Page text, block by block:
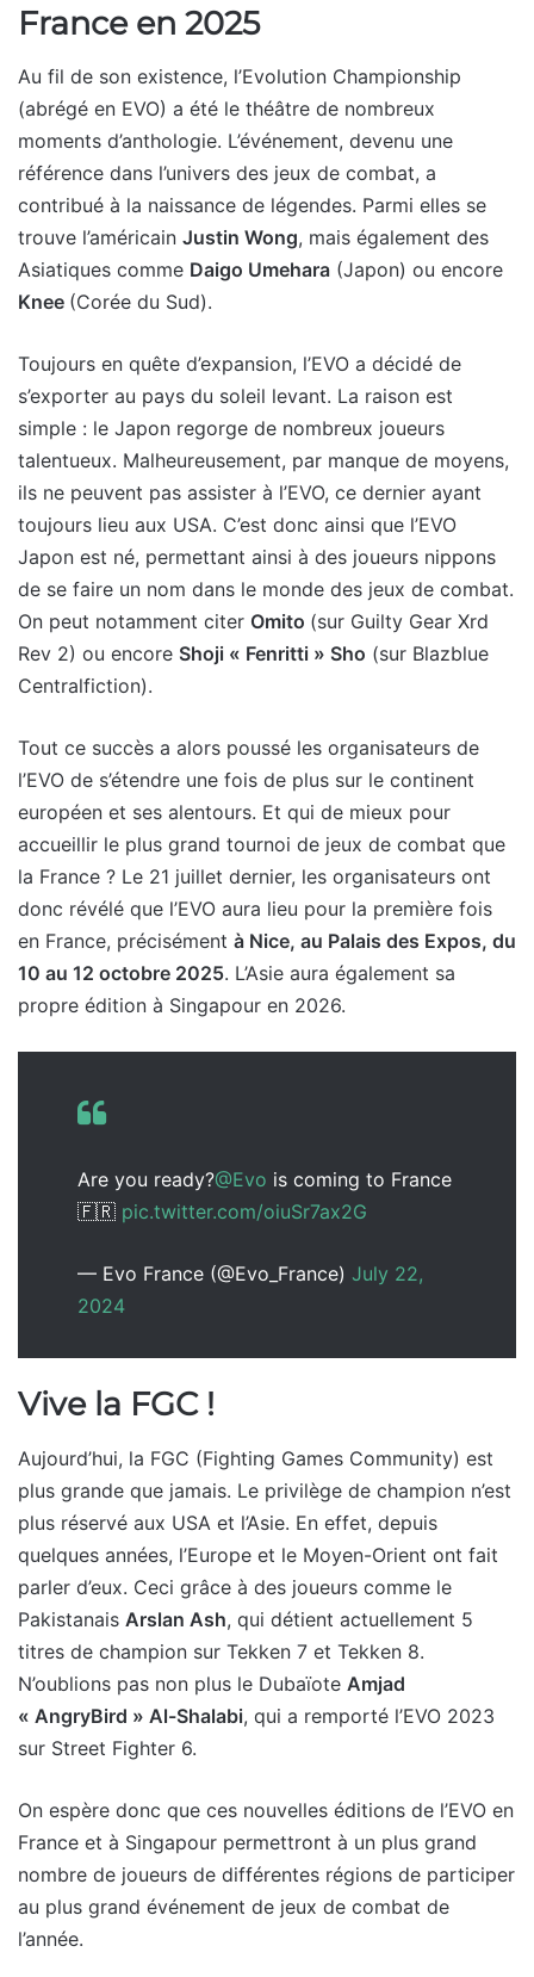
France en 2025
Au fil de son existence, l’Evolution Championship
(abrégé en EVO) a été le théâtre de nombreux
moments d’anthologie. L’événement, devenu une
référence dans l’univers des jeux de combat, a
contribué à la naissance de légendes. Parmi elles se
trouve l’américain Justin Wong, mais également des
Asiatiques comme Daigo Umehara (Japon) ou encore
Knee (Corée du Sud).
Toujours en quête d’expansion, l’EVO a décidé de
s’exporter au pays du soleil levant. La raison est
simple : le Japon regorge de nombreux joueurs
talentueux. Malheureusement, par manque de moyens,
ils ne peuvent pas assister à l’EVO, ce dernier ayant
toujours lieu aux USA. C’est donc ainsi que l’EVO
Japon est né, permettant ainsi à des joueurs nippons
de se faire un nom dans le monde des jeux de combat.
On peut notamment citer Omito (sur Guilty Gear Xrd
Rev 2) ou encore Shoji « Fenritti » Sho (sur Blazblue
Centralfiction).
Tout ce succès a alors poussé les organisateurs de
l’EVO de s’étendre une fois de plus sur le continent
européen et ses alentours. Et qui de mieux pour
accueillir le plus grand tournoi de jeux de combat que
la France ? Le 21 juillet dernier, les organisateurs ont
donc révélé que l’EVO aura lieu pour la première fois
en France, précisément à Nice, au Palais des Expos, du
10 au 12 octobre 2025. L’Asie aura également sa
propre édition à Singapour en 2026.
Are you ready?@Evo is coming to France
🇫🇷 pic.twitter.com/oiuSr7ax2G
— Evo France (@Evo_France) July 22,
2024
Vive la FGC !
Aujourd’hui, la FGC (Fighting Games Community) est
plus grande que jamais. Le privilège de champion n’est
plus réservé aux USA et l’Asie. En effet, depuis
quelques années, l’Europe et le Moyen-Orient ont fait
parler d’eux. Ceci grâce à des joueurs comme le
Pakistanais Arslan Ash, qui détient actuellement 5
titres de champion sur Tekken 7 et Tekken 8.
N’oublions pas non plus le Dubaïote Amjad
« AngryBird » Al-Shalabi, qui a remporté l’EVO 2023
sur Street Fighter 6.
On espère donc que ces nouvelles éditions de l’EVO en
France et à Singapour permettront à un plus grand
nombre de joueurs de différentes régions de participer
au plus grand événement de jeux de combat de
l’année.